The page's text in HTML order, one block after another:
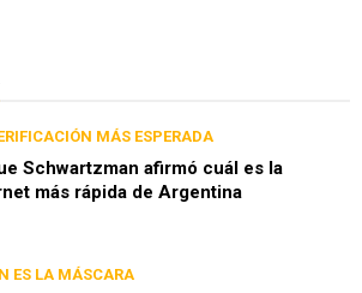
MÁS ESPERADA
Schwartzman afirmó cuál es la
más rápida de Argentina
ES LA MÁSCARA